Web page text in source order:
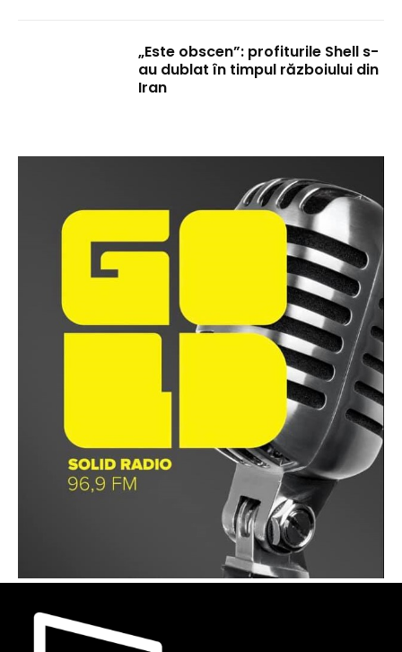
„Este obscen”: profiturile Shell s-
au dublat în timpul războiului din
Iran